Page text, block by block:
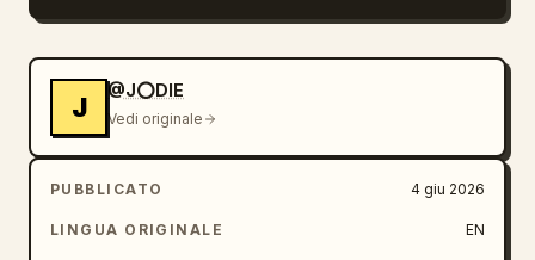
alta risoluzione con dettagli nitidi e colori
J
@J⭕DIE
Vedi originale
PUBBLICATO 4 giu 2026
LINGUA ORIGINALE EN